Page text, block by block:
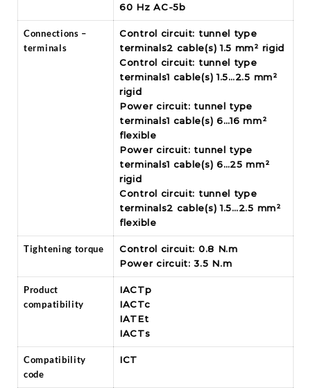
60 Hz AC-5b
Connections –
terminals
Control circuit: tunnel type
terminals2 cable(s) 1.5 mm² rigid
Control circuit: tunnel type
terminals1 cable(s) 1.5…2.5 mm²
rigid
Power circuit: tunnel type
terminals1 cable(s) 6…16 mm²
flexible
Power circuit: tunnel type
terminals1 cable(s) 6…25 mm²
rigid
Control circuit: tunnel type
terminals2 cable(s) 1.5…2.5 mm²
flexible
Tightening torque
Control circuit: 0.8 N.m
Power circuit: 3.5 N.m
Product
compatibility
IACTp
IACTc
IATEt
IACTs
Compatibility
code
ICT